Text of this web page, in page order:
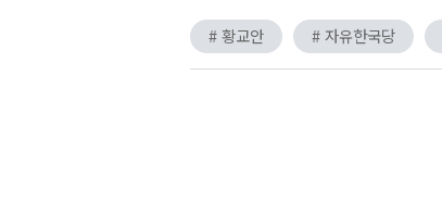
# 황교안 # 자유한국당